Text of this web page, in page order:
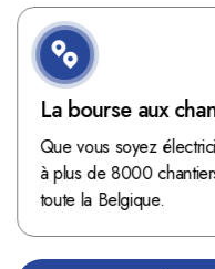
La bourse aux
véritable mine
Que vous soyez
à plus de 8000
toute la Belgique.